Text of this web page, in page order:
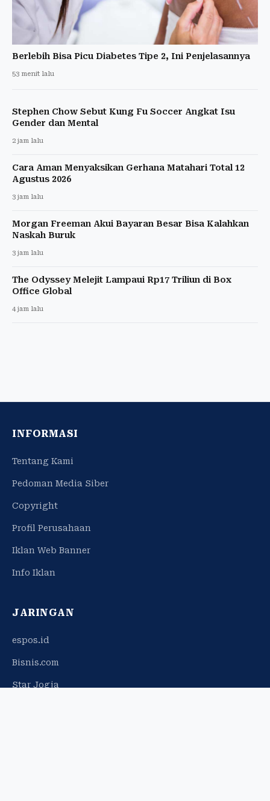
Berlebih Bisa Picu Diabetes Tipe 2, Ini Penjelasannya
53 menit lalu
Stephen Chow Sebut Kung Fu Soccer Angkat Isu
Gender dan Mental
2 jam lalu
Cara Aman Menyaksikan Gerhana Matahari Total 12
Agustus 2026
3 jam lalu
Morgan Freeman Akui Bayaran Besar Bisa Kalahkan
Naskah Buruk
3 jam lalu
The Odyssey Melejit Lampaui Rp17 Triliun di Box
Office Global
4 jam lalu
INFORMASI
Tentang Kami
Pedoman Media Siber
Copyright
Profil Perusahaan
Iklan Web Banner
Info Iklan
JARINGAN
espos.id
Bisnis.com
Star Jogja